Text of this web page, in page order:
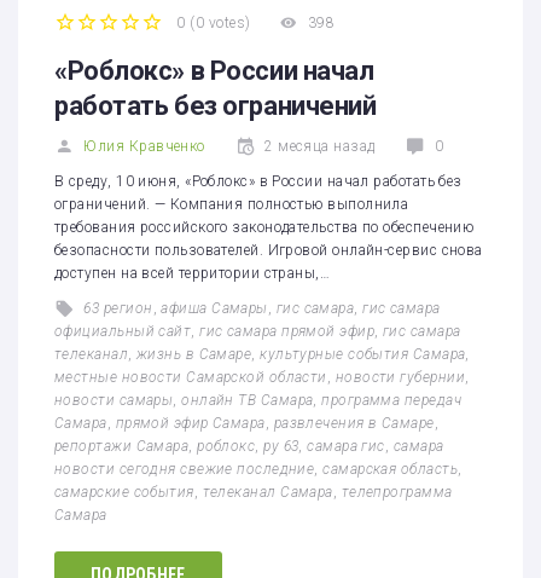
0 (0 votes) 398
«Роблокс» в России начал
работать без ограничений
Юлия Кравченко 2 месяца назад 0
В среду, 10 июня, «Роблокс» в России начал работать без
ограничений. — Компания полностью выполнила
требования российского законодательства по обеспечению
безопасности пользователей. Игровой онлайн-сервис снова
доступен на всей территории страны,…
63 регион ,афиша Самары гис самара ,гис самара
официальный сайт ,гис самара прямой эфир гис самара
телеканал
жизнь в Самаре ,культурные события Самара
местные новости Самарской области
новости губернии
новости самары ,онлайн ТВ Самара ,программа передач
Самара прямой эфир Самара развлечения в Самаре
репортажи Самара ,роблокс ,ру 63 ,самара гис самара
новости сегодня свежие последние ,самарская область,
самарские события телеканал Самара телепрограмма
Самара